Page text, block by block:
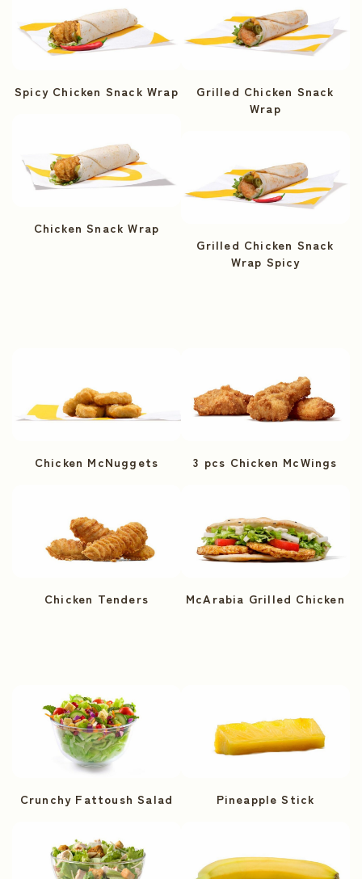
Spicy Chicken Snack Wrap
Chicken Snack Wrap
Grilled Chicken Snack
Wrap
Grilled Chicken Snack
Wrap Spicy
Chicken McNuggets
Chicken Tenders
3 pcs Chicken McWings
McArabia Grilled Chicken
Crunchy Fattoush Salad Pineapple Stick